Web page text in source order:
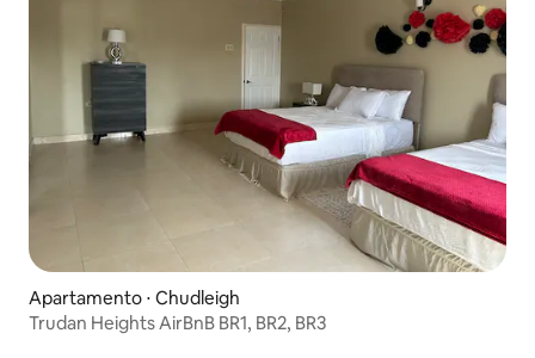
Apartamento ⋅ Chudleigh
Trudan Heights AirBnB BR1, BR2, BR3